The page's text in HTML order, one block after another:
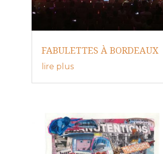
FABULETTES À BORDEAUX
lire plus